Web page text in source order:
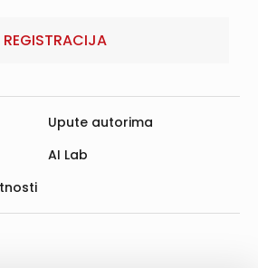
REGISTRACIJA
Upute autorima
AI Lab